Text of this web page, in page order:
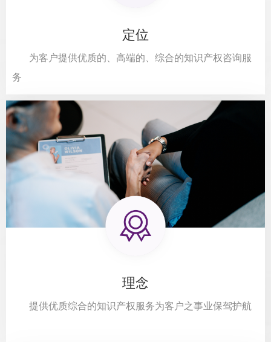
定位
为客户提供优质的、高端的、综合的知识产权咨询服
务
理念
提供优质综合的知识产权服务为客户之事业保驾护航